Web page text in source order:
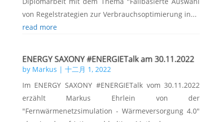
von Regelstrategien zur Verbrauchsoptimierung in...
read more
ENERGY SAXONY #ENERGIETalk am 30.11.2022
by Markus | 十二月 1, 2022
Im ENERGY SAXONY #ENERGIETalk vom 30.11.2022
erzählt Markus Ehrlein von der
"Fernwärmenetzsimulation - Wärmeversorgung 4.0"